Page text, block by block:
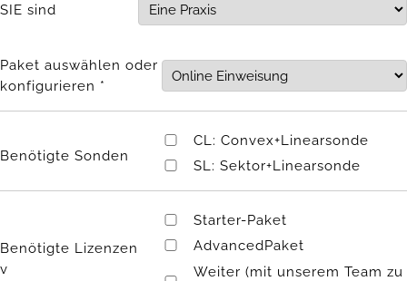
SIE sind
Paket auswählen oder
konfigurieren *
Benötigte Sonden
CL: Convex+Linearsonde
SL: Sektor+Linearsonde
Benötigte Lizenzen
v
Starter-Paket
AdvancedPaket
Weiter (mit unserem Team zu